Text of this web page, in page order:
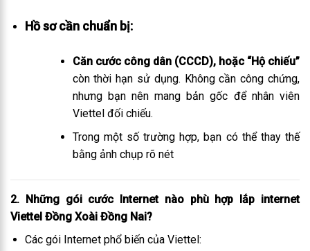
Hồ sơ cần chuẩn bị:
Căn cước công dân (CCCD), hoặc “Hộ chiếu”
còn thời hạn sử dụng. Không cần công chứng,
nhưng bạn nên mang bản gốc để nhân viên
Viettel đối chiếu.
Trong một số trường hợp, bạn có thể thay thế
bằng ảnh chụp rõ nét
2. Những gói cước Internet nào phù hợp lắp internet
Viettel Đồng Xoài Đồng Nai?
Các gói Internet phổ biến của Viettel: